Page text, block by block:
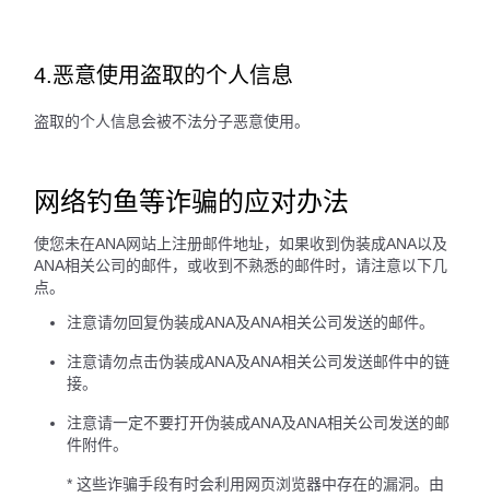
4.恶意使用盗取的个人信息
盗取的个人信息会被不法分子恶意使用。
网络钓鱼等诈骗的应对办法
使您未在ANA网站上注册邮件地址，如果收到伪装成ANA以及
ANA相关公司的邮件，或收到不熟悉的邮件时，请注意以下几
点。
注意请勿回复伪装成ANA及ANA相关公司发送的邮件。
注意请勿点击伪装成ANA及ANA相关公司发送邮件中的链
接。
注意请一定不要打开伪装成ANA及ANA相关公司发送的邮
件附件。
* 这些诈骗手段有时会利用网页浏览器中存在的漏洞。由